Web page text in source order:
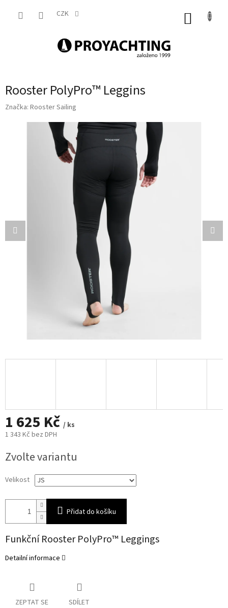
CZK
Rooster PolyPro™ Leggins
Značka: Rooster Sailing
1 625 Kč / ks
1 343 Kč bez DPH
cena:
Zvolte variantu
Velikost
Přidat do košíku
Funkční Rooster PolyPro™ Leggings
Detailní informace
ZEPTAT SE SDÍLET